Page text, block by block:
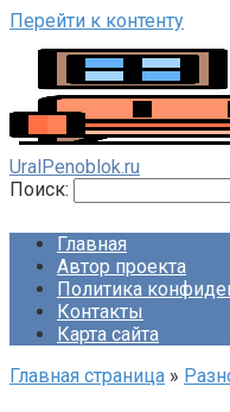
Перейти к контенту
UralPenoblok.ru
Поиск:
Главная
Автор проекта
Политика
Контакты
Карта сайта
Главная страница »